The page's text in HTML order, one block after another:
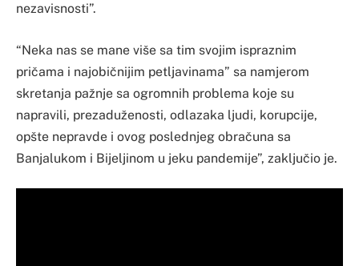
nezavisnosti”.
“Neka nas se mane više sa tim svojim ispraznim
pričama i najobičnijim petljavinama” sa namjerom
skretanja pažnje sa ogromnih problema koje su
napravili, prezaduženosti, odlazaka ljudi, korupcije,
opšte nepravde i ovog poslednjeg obračuna sa
Banjalukom i Bijeljinom u jeku pandemije”, zaključio je.